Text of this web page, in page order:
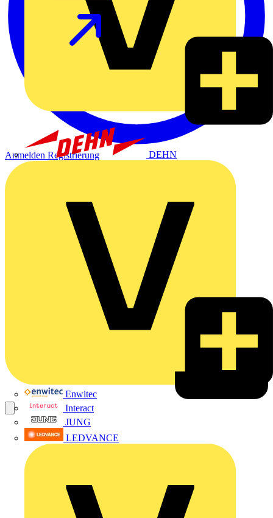
DEHN
Enwitec
Interact
JUNG
LEDVANCE
Anmelden Registrierung